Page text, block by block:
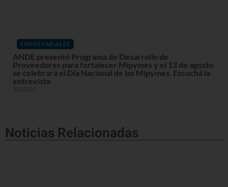
EMPRESARIALES
ANDE presentó Programa de Desarrollo de
Proveedores para fortalecer Mipymes y el 13 de agosto
se celebrará el Día Nacional de las Mipymes. Escuchá la
entrevista
31/07/26
Noticias Relacionadas